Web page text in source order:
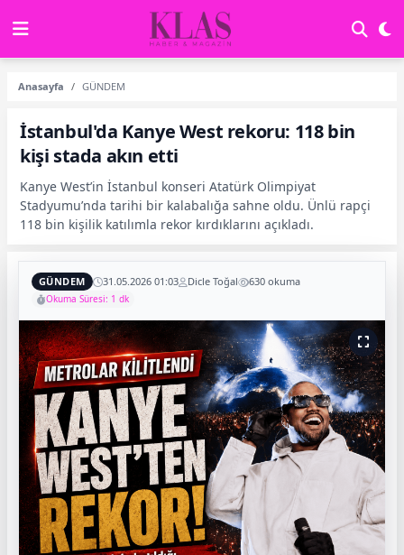
Anasayfa GÜNDEM
İstanbul'da Kanye West rekoru: 118 bin
kişi stada akın etti
Kanye West’in İstanbul konseri Atatürk Olimpiyat
Stadyumu’nda tarihi bir kalabalığa sahne oldu. Ünlü rapçi
118 bin kişilik katılımla rekor kırdıklarını açıkladı.
GÜNDEM 31.05.2026 01:03 Dicle Toğal 630 okuma
Okuma Süresi: 1 dk